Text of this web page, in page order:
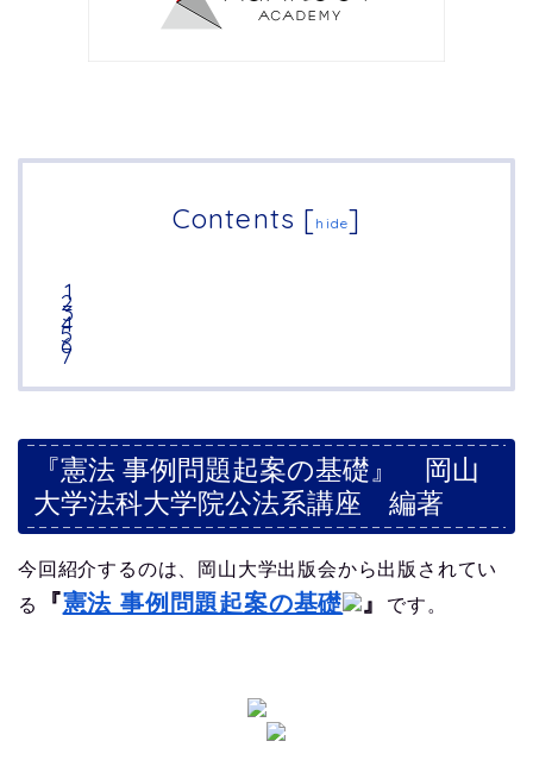
Contents [hide]
『憲法 事例問題起案の基礎』 岡山
大学法科大学院公法系講座 編著
今回紹介するのは、岡山大学出版会から出版されてい
る
『憲法 事例問題起案の基礎 』 です。